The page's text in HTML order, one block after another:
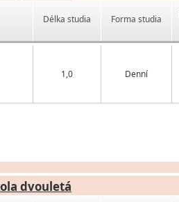
Délka studia Forma studia
1,0 Denní
dvouletá